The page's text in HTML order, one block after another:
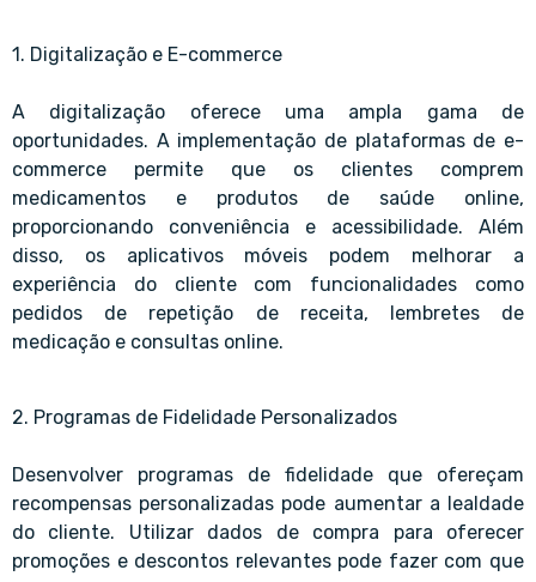
1. Digitalização e E-commerce
A digitalização oferece uma ampla gama de
oportunidades. A implementação de plataformas de e-
commerce permite que os clientes comprem
medicamentos e produtos de saúde online,
proporcionando conveniência e acessibilidade. Além
disso, os aplicativos móveis podem melhorar a
experiência do cliente com funcionalidades como
pedidos de repetição de receita, lembretes de
medicação e consultas online.
2. Programas de Fidelidade Personalizados
Desenvolver programas de fidelidade que ofereçam
recompensas personalizadas pode aumentar a lealdade
do cliente. Utilizar dados de compra para oferecer
promoções e descontos relevantes pode fazer com que